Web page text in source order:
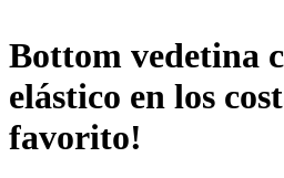
Bottom vedetina
elástico en los
favorito!